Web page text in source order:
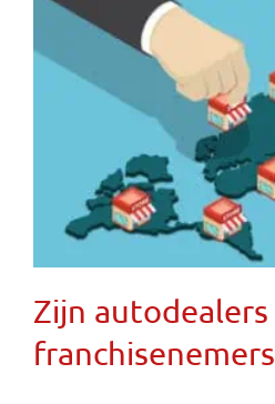
Zijn autodealers
franchisenemers